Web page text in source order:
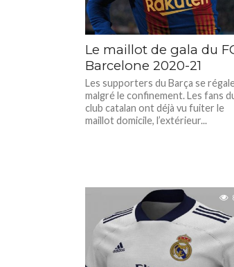
Le maillot de gala du
Barcelone 2020-21
Les supporters du Barça se
malgré le confinement. Les fans
club catalan ont déjà vu fuiter le
maillot domicile, l’extérieur...